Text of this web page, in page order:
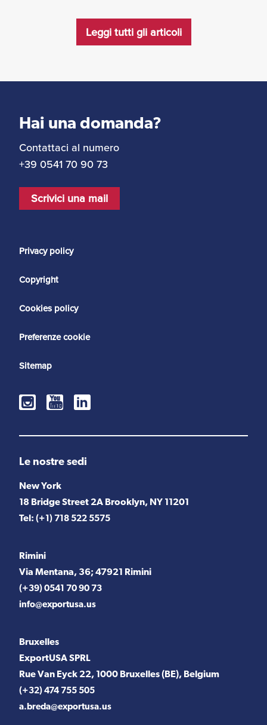
Leggi tutti gli articoli
Hai una domanda?
Contattaci al numero
+39 0541 70 90 73
Scrivici una mail
Privacy policy
Copyright
Cookies policy
Preferenze cookie
Sitemap
Le nostre sedi
New York
18 Bridge Street 2A Brooklyn, NY 11201
Tel: (+1) 718 522 5575
Rimini
Via Mentana, 36; 47921 Rimini
(+39) 0541 70 90 73
info@exportusa.us
Bruxelles
ExportUSA SPRL
Rue Van Eyck 22, 1000 Bruxelles (BE), Belgium
(+32) 474 755 505
a.breda@exportusa.us